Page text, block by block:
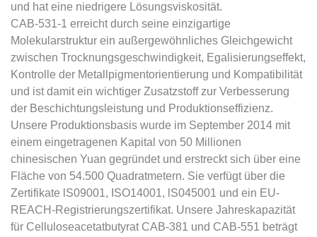
und hat eine niedrigere Lösungsviskosität.
CAB-531-1 erreicht durch seine einzigartige
Molekularstruktur ein außergewöhnliches Gleichgewicht
zwischen Trocknungsgeschwindigkeit, Egalisierungseffekt,
Kontrolle der Metallpigmentorientierung und Kompatibilität
und ist damit ein wichtiger Zusatzstoff zur Verbesserung
der Beschichtungsleistung und Produktionseffizienz.
Unsere Produktionsbasis wurde im September 2014 mit
einem eingetragenen Kapital von 50 Millionen
chinesischen Yuan gegründet und erstreckt sich über eine
Fläche von 54.500 Quadratmetern. Sie verfügt über die
Zertifikate lS09001, ISO14001, lS045001 und ein EU-
REACH-Registrierungszertifikat. Unsere Jahreskapazität
für Celluloseacetatbutyrat CAB-381 und CAB-551 beträgt